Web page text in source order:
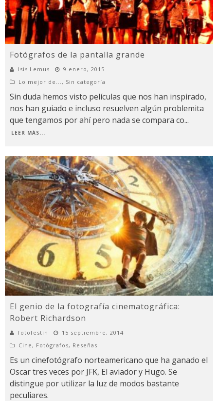
Fotógrafos de la pantalla grande
Isis Lemus
9 enero, 2015
Lo mejor de..., Sin categoría
Sin duda hemos visto películas que nos han inspirado,
nos han guiado e incluso resuelven algún problemita
que tengamos por ahí pero nada se compara co...
LEER MÁS...
El genio de la fotografía cinematográfica:
Robert Richardson
fotofestín
15 septiembre, 2014
Cine , Fotógrafos, Reseñas
Es un cinefotógrafo norteamericano que ha ganado el
Oscar tres veces por JFK, El aviador y Hugo. Se
distingue por utilizar la luz de modos bastante
peculiares.